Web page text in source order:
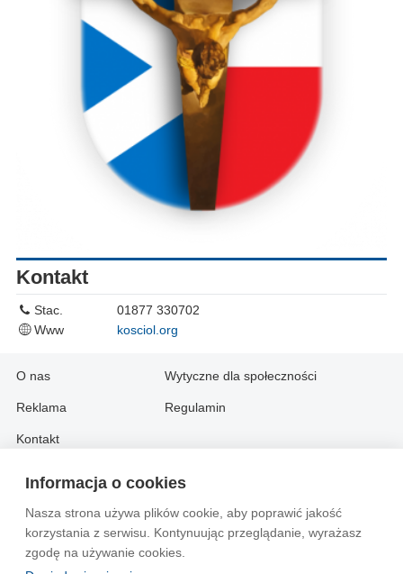
Informacja o cookies
Nasza strona używa plików cookie, aby poprawić jakość
korzystania z serwisu. Kontynuując przeglądanie, wyrażasz
zgodę na używanie cookies.
Kontakt
Stac.
01877 330702
Www
kosciol.org
O nas
Reklama
Kontakt
Wytyczne dla społeczności
Regulamin
Information in English:
About
Advertise
Contact